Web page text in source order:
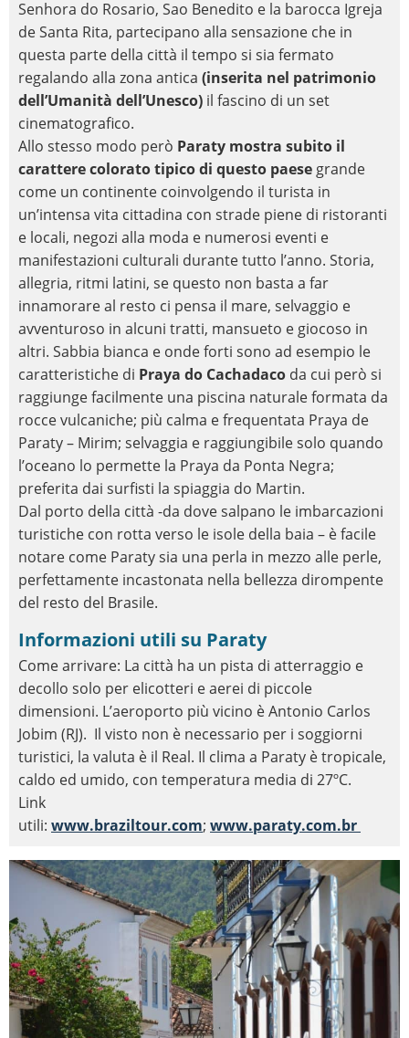
Senhora do Rosario, Sao Benedito e la barocca Igreja
de Santa Rita, partecipano alla sensazione che in
questa parte della città il tempo si sia fermato
regalando alla zona antica (inserita nel patrimonio
dell’Umanità dell’Unesco) il fascino di un set
cinematografico.
Allo stesso modo però Paraty mostra subito il
carattere colorato tipico di questo paese grande
come un continente coinvolgendo il turista in
un’intensa vita cittadina con strade piene di ristoranti
e locali, negozi alla moda e numerosi eventi e
manifestazioni culturali durante tutto l’anno. Storia,
allegria, ritmi latini, se questo non basta a far
innamorare al resto ci pensa il mare, selvaggio e
avventuroso in alcuni tratti, mansueto e giocoso in
altri. Sabbia bianca e onde forti sono ad esempio le
caratteristiche di Praya do Cachadaco da cui però si
raggiunge facilmente una piscina naturale formata da
rocce vulcaniche; più calma e frequentata Praya de
Paraty – Mirim; selvaggia e raggiungibile solo quando
l’oceano lo permette la Praya da Ponta Negra;
preferita dai surfisti la spiaggia do Martin.
Dal porto della città -da dove salpano le imbarcazioni
turistiche con rotta verso le isole della baia – è facile
notare come Paraty sia una perla in mezzo alle perle,
perfettamente incastonata nella bellezza dirompente
del resto del Brasile.
Informazioni utili su Paraty
Come arrivare: La città ha un pista di atterraggio e
decollo solo per elicotteri e aerei di piccole
dimensioni. L’aeroporto più vicino è Antonio Carlos
Jobim (RJ). Il visto non è necessario per i soggiorni
turistici, la valuta è il Real. Il clima a Paraty è tropicale,
caldo ed umido, con temperatura media di 27ºC.
Link
utili: www.braziltour.com; www.paraty.com.br